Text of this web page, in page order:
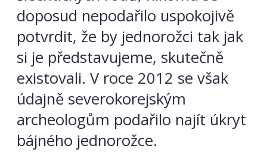
doposud nepodařilo uspokojivě
potvrdit, že by jednorožci tak jak
si je představujeme, skutečně
existovali. V roce 2012 se však
údajně severokorejským
archeologům podařilo najít úkryt
bájného jednorožce.